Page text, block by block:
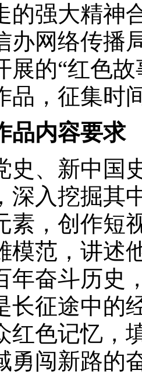
的强大精神
办网络传播
展的“红色
品，征集时
品内容要求
、新中国史
深入挖掘其
素，创作短
模范，讲述
年奋斗历史
长征途中的
红色记忆，
勇闯新路的